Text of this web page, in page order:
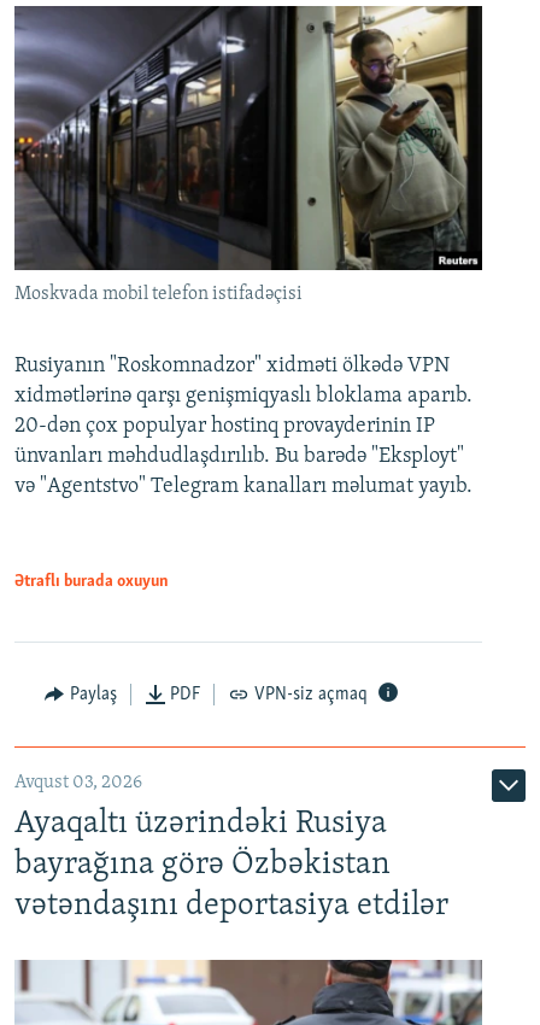
Moskvada mobil telefon istifadəçisi
Rusiyanın "Roskomnadzor" xidməti ölkədə VPN
xidmətlərinə qarşı genişmiqyaslı bloklama aparıb.
20-dən çox populyar hostinq provayderinin IP
ünvanları məhdudlaşdırılıb. Bu barədə "Eksployt"
və "Agentstvo" Telegram kanalları məlumat yayıb.
Ətraflı burada oxuyun
Paylaş PDF VPN-siz açmaq
Avqust 03, 2026
Ayaqaltı üzərindəki Rusiya
bayrağına görə Özbəkistan
vətəndaşını deportasiya etdilər